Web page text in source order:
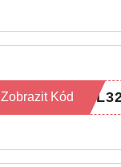
Zobrazit Kód